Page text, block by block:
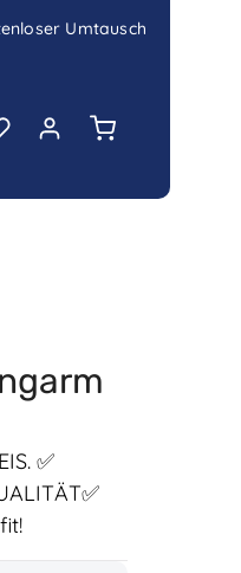
Umtausch
Warenkorb
✅